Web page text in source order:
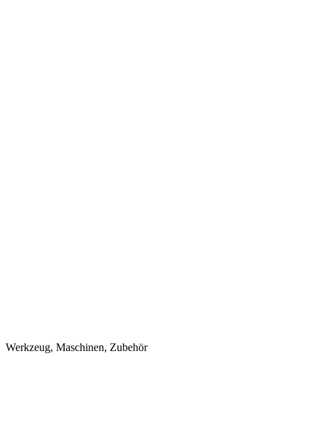
Werkzeug, Maschinen, Zubehör